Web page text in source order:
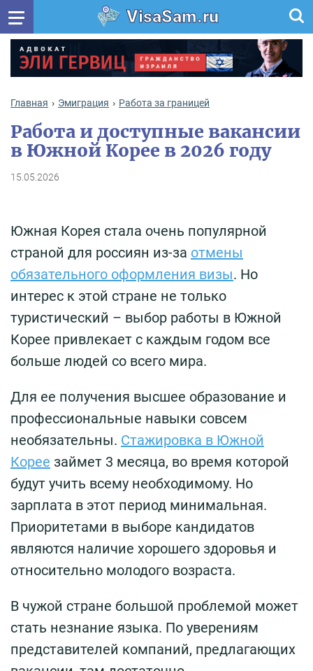
VisaSam.ru
Главная Эмиграция Работа за границей
Работа и доступные вакансии
в Южной Корее в 2026 году
15.05.2026
Южная Корея стала очень популярной
страной для россиян из-за отмены
обязательного оформления визы. Но
интерес к этой стране не только
туристический – выбор работы в Южной
Корее привлекает с каждым годом все
больше людей со всего мира.
Для ее получения высшее образование и
профессиональные навыки совсем
необязательны. Стажировка в Южной
Корее займет 3 месяца, во время которой
будут учить всему необходимому. Но
зарплата в этот период минимальная.
Приоритетами в выборе кандидатов
являются наличие хорошего здоровья и
относительно молодого возраста.
В чужой стране большой проблемой может
стать незнание языка. По уверениям
представителей компаний, предлагающих